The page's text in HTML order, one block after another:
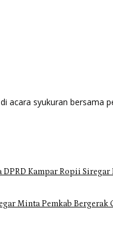
acara syukuran bersama
Kampar Ropii
Minta Pemkab